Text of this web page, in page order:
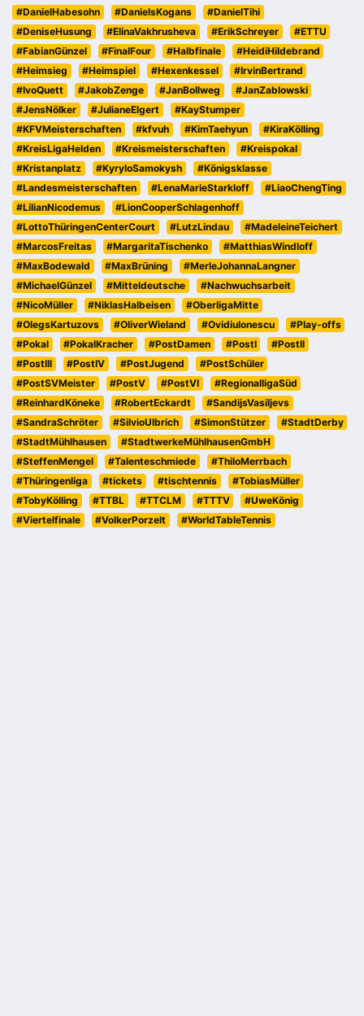
#DanielHabesohn
#DanielsKogans
#DanielTihi
#DeniseHusung
#ElinaVakhrusheva #ErikSchreyer
#ETTU
#FabianGünzel
#FinalFour #Halbfinale
#HeidiHildebrand
#Heimsieg
#Heimspiel #Hexenkessel
#IrvinBertrand
#IvoQuett
#JakobZenge #JanBollweg
#JanZablowski
#JensNölker
#JulianeElgert
#KayStumper
#KFVMeisterschaften
#kfvuh #KimTaehyun
#KiraKölling
#KreisLigaHelden
#Kreismeisterschaften
#Kreispokal
#Kristanplatz
#KyryloSamokysh
#Königsklasse
#Landesmeisterschaften
#LenaMarieStarkloff
#LiaoChengTing
#LilianNicodemus
#LionCooperSchlagenhoff
#LottoThüringenCenterCourt
#LutzLindau
#MadeleineTeichert
#MarcosFreitas
#MargaritaTischenko
#MatthiasWindloff
#MaxBodewald
#MaxBrüning
#MerleJohannaLangner
#MichaelGünzel
#Mitteldeutsche
#Nachwuchsarbeit
#NicoMüller
#NiklasHalbeisen
#OberligaMitte
#OlegsKartuzovs
#OliverWieland #OvidiuIonescu
#Play-offs
#Pokal
#PokalKracher #PostDamen #PostI
#PostII
#PostIII
#PostIV #PostJugend
#PostSchüler
#PostSVMeister
#PostV #PostVI
#RegionalligaSüd
#ReinhardKöneke
#RobertEckardt
#SandijsVasiljevs
#SandraSchröter
#SilvioUlbrich #SimonStützer
#StadtDerby
#StadtMühlhausen
#StadtwerkeMühlhausenGmbH
#SteffenMengel
#Talenteschmiede
#ThiloMerrbach
#Thüringenliga
#tickets #tischtennis
#TobiasMüller
#TobyKölling
#TTBL #TTCLM #TTTV
#UweKönig
#Viertelfinale
#VolkerPorzelt #WorldTableTennis